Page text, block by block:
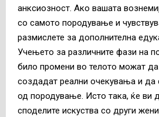
анксиозност. Ако вашата
со самото породување и
размислете за дополнителна
Учењето за различните фази на
било промени во телото можат
создадат реални очекувања и да
од породување. Исто така, ќе ви
споделите искуства со други